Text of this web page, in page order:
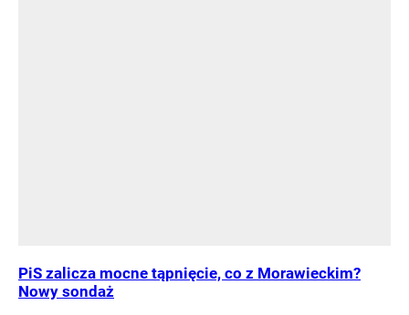
PiS zalicza mocne tąpnięcie, co z Morawieckim?
Nowy sondaż